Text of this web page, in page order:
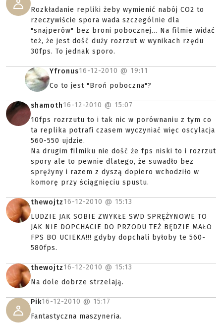
Rozkładanie repliki żeby wymienić nabój CO2 to
rzeczywiście spora wada szczególnie dla
"snajperów" bez broni pobocznej... Na filmie widać
też, że jest dość duży rozrzut w wynikach rzędu
30fps. To jednak sporo.
Yfronus16-12-2010 @ 19:11
Co to jest "Broń poboczna"?
shamoth16-12-2010 @ 15:07
10fps rozrzutu to i tak nic w porównaniu z tym co
ta replika potrafi czasem wyczyniać więc oscylacja
560-550 ujdzie.
Na drugim filmiku nie dość że fps niski to i rozrzut
spory ale to pewnie dlatego, że suwadło bez
sprężyny i razem z dyszą dopiero wchodziło w
komorę przy ściągnięciu spustu.
thewojtz16-12-2010 @ 15:13
LUDZIE JAK SOBIE ZWYKŁE SWD SPRĘŻYNOWE TO
JAK NIE DOPCHACIE DO PRZODU TEŻ BĘDZIE MAŁO
FPS BO UCIEKA!!! gdyby dopchali byłoby te 560-
580fps.
thewojtz16-12-2010 @ 15:13
Na dole dobrze strzelają.
Pik16-12-2010 @ 15:17
Fantastyczna maszyneria.